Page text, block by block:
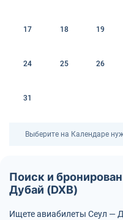
17 18 19
24 25 26
31
Выберите на Календаре
Поиск и
Дубай (DXB)
Ищете авиабилеты Сеул —